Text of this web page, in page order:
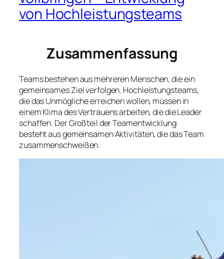
von Hochleistungsteams
Zusammenfassung
Teams bestehen aus mehreren Menschen, die ein
gemeinsames Ziel verfolgen. Hochleistungsteams,
die das Unmögliche erreichen wollen, müssen in
einem Klima des Vertrauens arbeiten, die die Leader
schaffen. Der Großteil der Teamentwicklung
besteht aus gemeinsamen Aktivitäten, die das Team
zusammenschweißen.